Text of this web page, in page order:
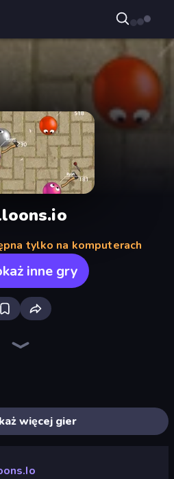
tylko na komputerach
inne gry
więcej gier